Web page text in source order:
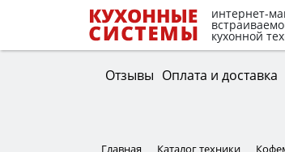
интернет-
кухонной
Отзывы Оплата и доставка